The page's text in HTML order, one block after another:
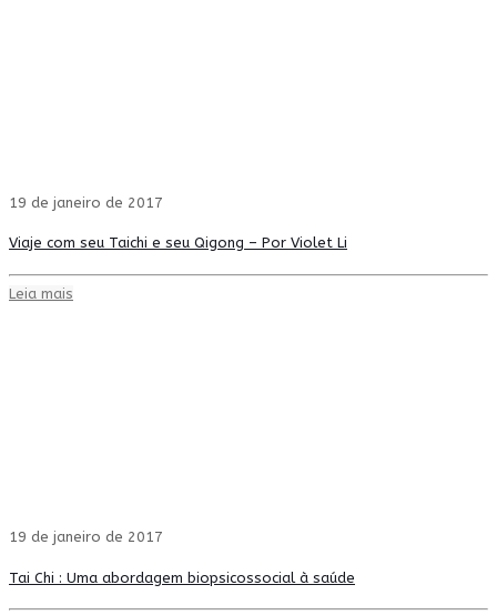
19 de janeiro de 2017
Viaje com seu Taichi e seu Qigong – Por Violet Li
Leia mais
19 de janeiro de 2017
Tai Chi : Uma abordagem biopsicossocial à saúde